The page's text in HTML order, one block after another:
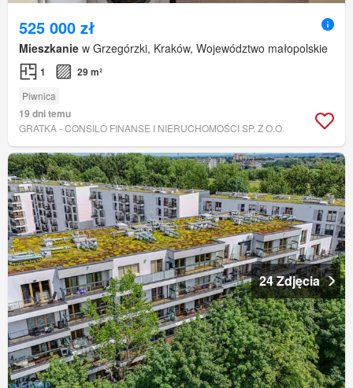
525 000 zł
Mieszkanie w Grzegórzki, Kraków, Województwo małopolskie
1 29 m²
Piwnica
19 dni temu
GRATKA - CONSILO FINANSE I NIERUCHOMOŚCI SP. Z O.O.
24 Zdjęcia